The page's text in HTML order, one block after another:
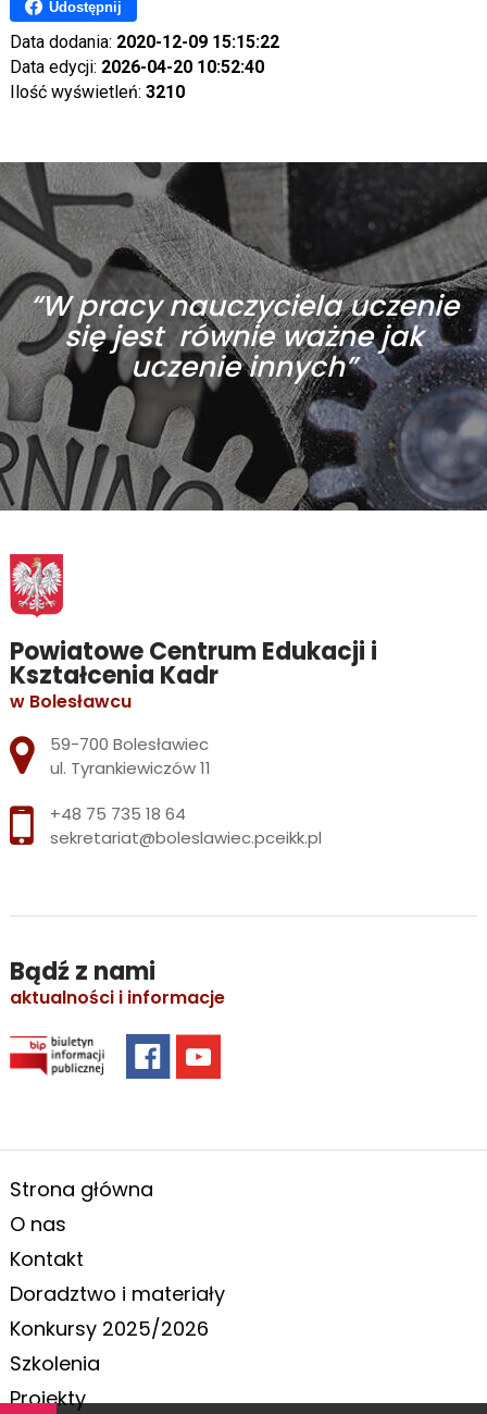
Udostępnij
Data dodania: 2020-12-09 15:15:22
Data edycji: 2026-04-20 10:52:40
Ilość wyświetleń: 3210
“W pracy nauczyciela uczenie
się jest równie ważne jak
uczenie innych”
Powiatowe Centrum Edukacji i
Kształcenia Kadr
w Bolesławcu
Adres pocztowy:
59-700 Bolesławiec
ul. Tyrankiewiczów 11
+48 75 735 18 64
sekretariat@boleslawiec.pceikk.pl
Bądź z nami
aktualności i informacje
Strona główna
O nas
Kontakt
Doradztwo i materiały
Konkursy 2025/2026
Szkolenia
Projekty